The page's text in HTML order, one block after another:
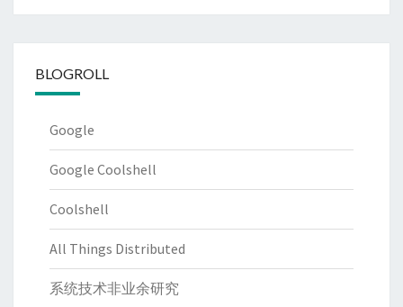
BLOGROLL
Google
Google Coolshell
Coolshell
All Things Distributed
系统技术非业余研究